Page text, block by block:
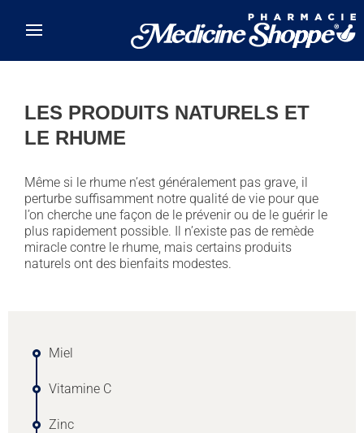
LES PRODUITS NATURELS ET
LE RHUME
Même si le rhume n’est généralement pas grave, il
perturbe suffisamment notre qualité de vie pour que
l’on cherche une façon de le prévenir ou de le guérir le
plus rapidement possible. Il n’existe pas de remède
miracle contre le rhume, mais certains produits
naturels ont des bienfaits modestes.
Miel
Vitamine C
Zinc